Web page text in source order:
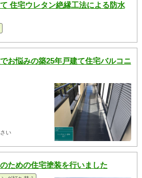
住宅ウレタン絶縁工法による防水
お悩みの築25年戸建て住宅バルコニ
い
ための住宅塗装を行いました